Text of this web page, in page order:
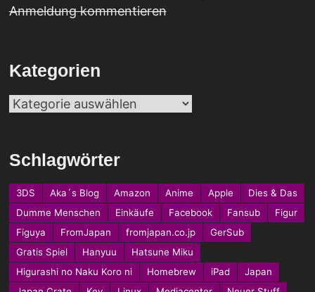
Anmeldung kommentieren
Kategorien
Kategorien
Schlagwörter
3DS Aka´s Blog Amazon Anime Apple
Dies & Das
Dumme Menschen
Einkäufe Facebook Fansub
Figur
Figuya
FromJapan fromjapan.co.jp
GerSub
Gratis Spiel
Hanyuu
Hatsune Miku
Higurashi no Naku Koro ni
Homebrew iPad
Japan